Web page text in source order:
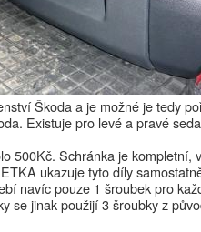
Škoda a je možné je tedy
Existuje pro levé a pravé
500Kč. Schránka je kompletní,
ukazuje tyto díly
navíc pouze 1 šroubek pro
se jinak použijí 3 šroubky z